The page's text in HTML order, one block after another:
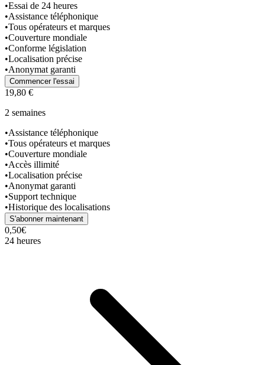
•Essai de 24 heures
•Assistance téléphonique
•Tous opérateurs et marques
•Couverture mondiale
•Conforme législation
•Localisation précise
•Anonymat garanti
Commencer l'essai
19,80 €
2 semaines
•Assistance téléphonique
•Tous opérateurs et marques
•Couverture mondiale
•Accès illimité
•Localisation précise
•Anonymat garanti
•Support technique
•Historique des localisations
S'abonner maintenant
0,50€
24 heures